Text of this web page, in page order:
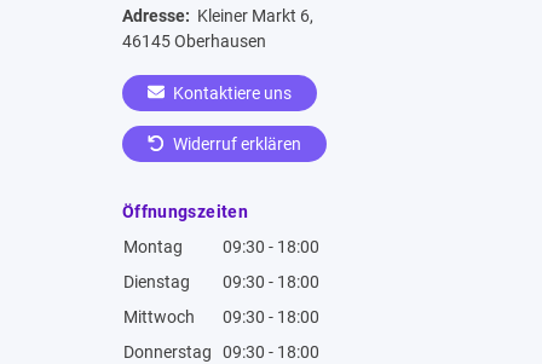
Adresse: Kleiner Markt 6,
46145 Oberhausen
Kontaktiere uns
Widerruf erklären
Öffnungszeiten
Montag
09:30 - 18:00
Dienstag
09:30 - 18:00
Mittwoch
09:30 - 18:00
Donnerstag
09:30 - 18:00